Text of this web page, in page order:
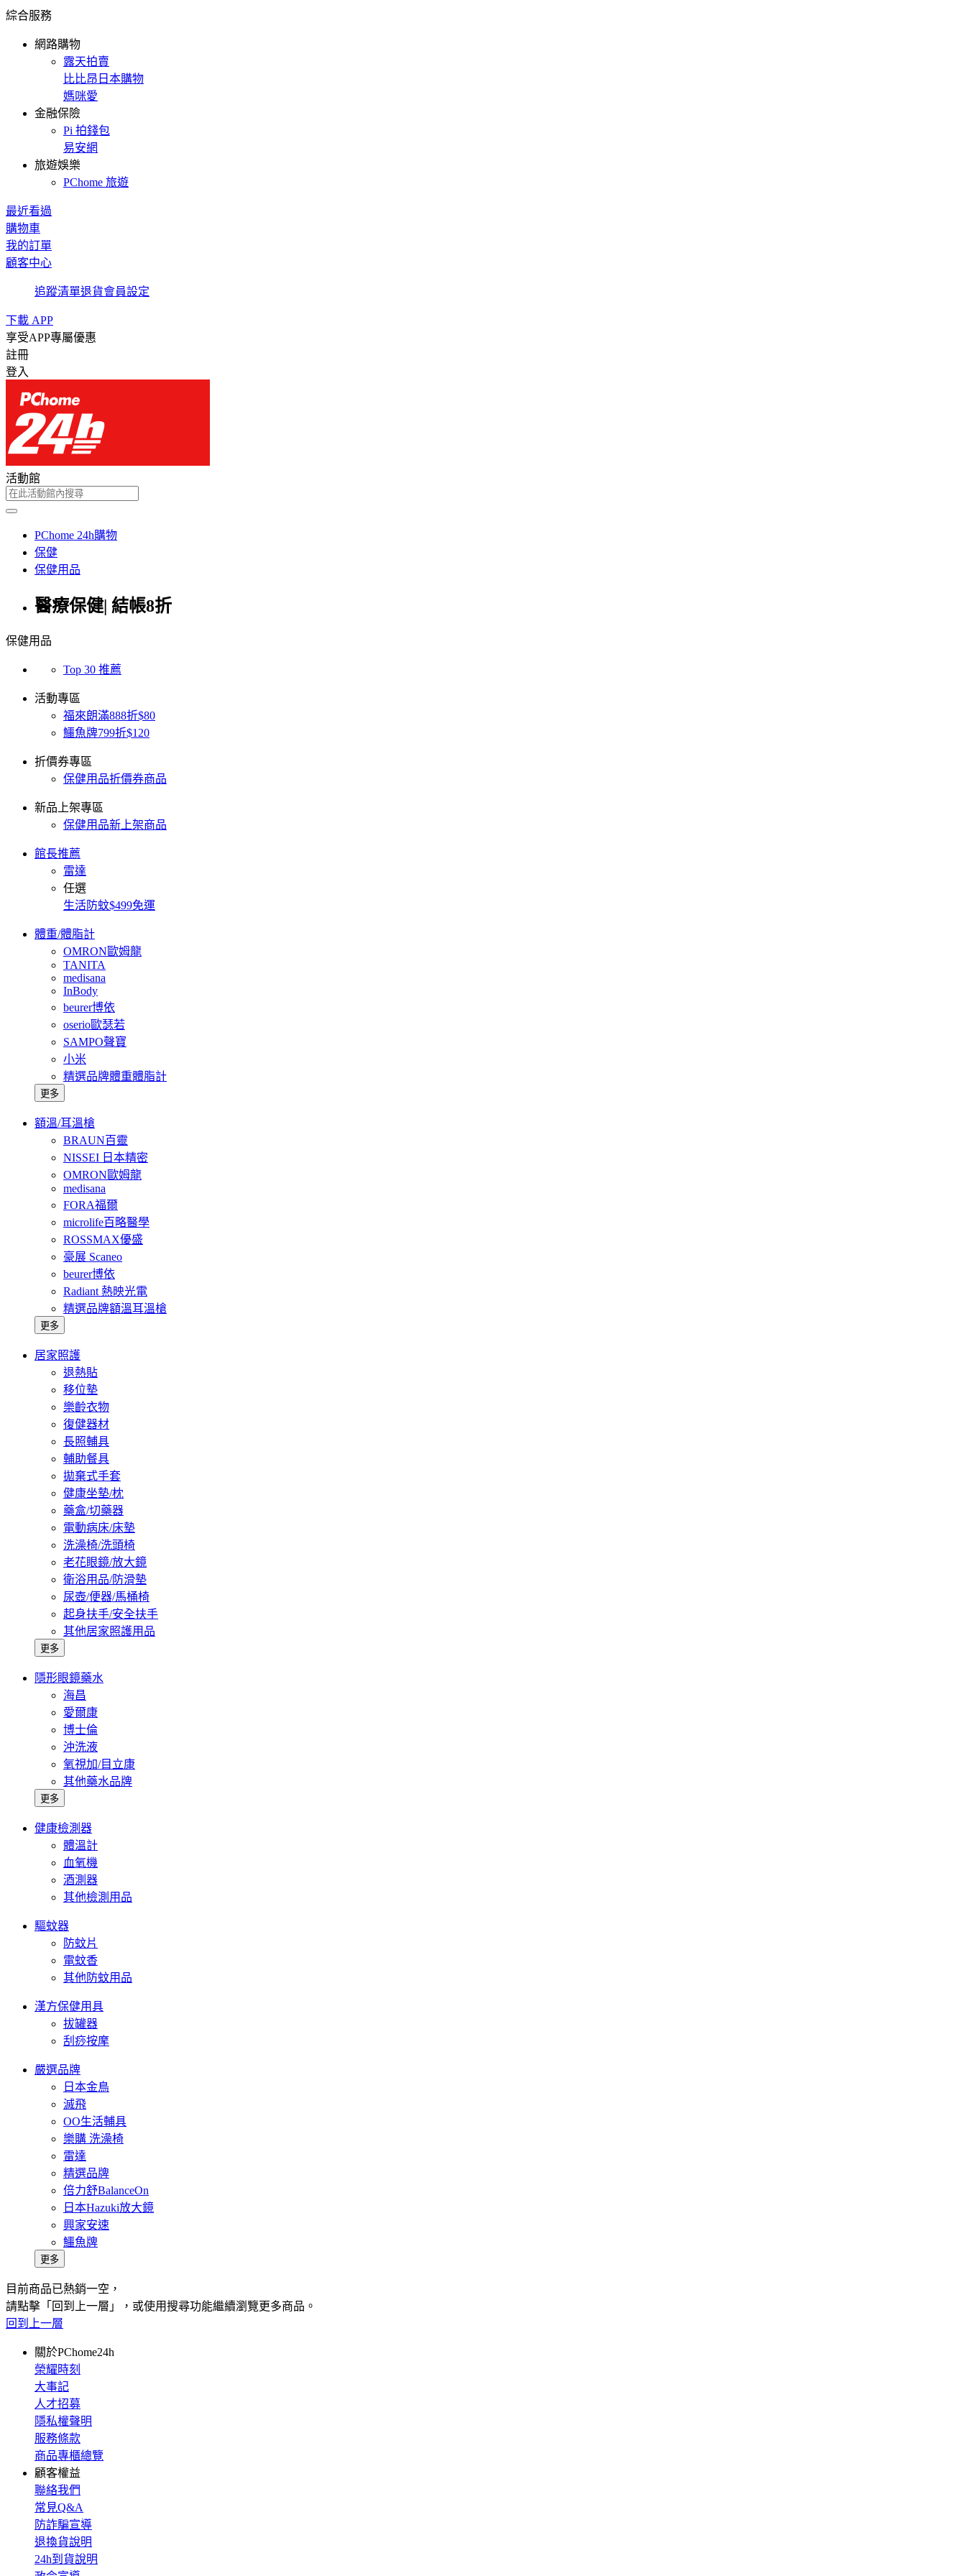
綜合服務
網路購物
露天拍賣
比比昂日本購物
媽咪愛
金融保險
Pi 拍錢包
易安網
旅遊娛樂
PChome 旅遊
最近看過
購物車
我的訂單
顧客中心
追蹤清單退貨會員設定
下載 APP
享受APP專屬優惠
註冊
登入
活動館
PChome 24h購物
保健
保健用品
醫療保健| 結帳8折
保健用品
Top 30 推薦
活動專區
福來朗滿888折$80
鱷魚牌799折$120
折價券專區
保健用品折價券商品
新品上架專區
保健用品新上架商品
館長推薦
雷達
任選
生活防蚊$499免運
體重/體脂計
OMRON歐姆龍
TANITA
medisana
InBody
beurer博依
oserio歐瑟若
SAMPO聲寶
小米
精選品牌體重體脂計
更多
額溫/耳溫槍
BRAUN百靈
NISSEI 日本精密
OMRON歐姆龍
medisana
FORA福爾
microlife百略醫學
ROSSMAX優盛
豪展 Scaneo
beurer博依
Radiant 熱映光電
精選品牌額溫耳溫槍
更多
居家照護
退熱貼
移位墊
樂齡衣物
復健器材
長照輔具
輔助餐具
拋棄式手套
健康坐墊/枕
藥盒/切藥器
電動病床/床墊
洗澡椅/洗頭椅
老花眼鏡/放大鏡
衛浴用品/防滑墊
尿壺/便器/馬桶椅
起身扶手/安全扶手
其他居家照護用品
更多
隱形眼鏡藥水
海昌
愛爾康
博士倫
沖洗液
氧視加/目立康
其他藥水品牌
更多
健康檢測器
體溫計
血氧機
酒測器
其他檢測用品
驅蚊器
防蚊片
電蚊香
其他防蚊用品
漢方保健用具
拔罐器
刮痧按摩
嚴選品牌
日本金鳥
滅飛
OO生活輔具
樂購 洗澡椅
雷達
精選品牌
倍力舒BalanceOn
日本Hazuki放大鏡
興家安速
鱷魚牌
更多
目前商品已熱銷一空，
請點擊「回到上一層」，或使用搜尋功能繼續瀏覽更多商品。
回到上一層
關於PChome24h
榮耀時刻
大事記
人才招募
隱私權聲明
服務條款
商品專櫃總覽
顧客權益
聯絡我們
常見Q&A
防詐騙宣導
退換貨說明
24h到貨說明